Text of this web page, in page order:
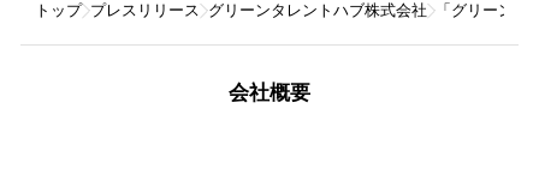
トップ プレスリリース グリーンタレントハブ株式会社 「グリーン
会社概要